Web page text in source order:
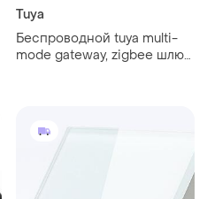
Tuya
Беспроводной tuya multi-
mode gateway, zigbee шлюз,